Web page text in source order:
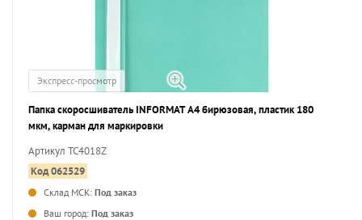
Экспресс-просмотр
Папка скоросшиватель INFORMAT А4 бирюзовая, пластик 180
мкм, карман для маркировки
Артикул TC4018Z
Код 062529
Склад МСК: Под заказ
Ваш город: Под заказ